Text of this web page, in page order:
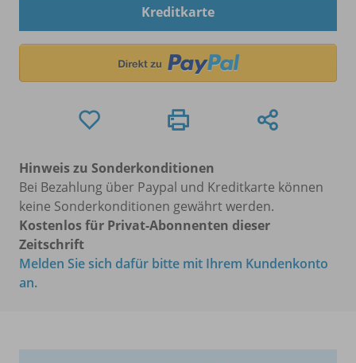
Kreditkarte
Hinweis zu Sonderkonditionen
Bei Bezahlung über Paypal und Kreditkarte können
keine Sonderkonditionen gewährt werden.
Kostenlos für Privat-Abonnenten dieser
Zeitschrift
Melden Sie sich dafür bitte mit Ihrem Kundenkonto
an.